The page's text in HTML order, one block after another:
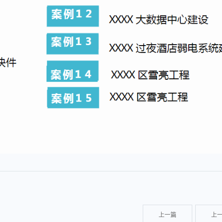
上一篇 上